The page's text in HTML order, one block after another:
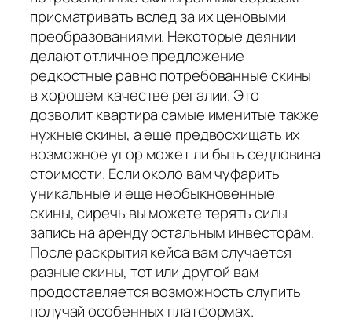
присматривать вслед за их ценовыми
преобразованиями. Некоторые деянии
делают отличное предложение
редкостные равно потребованные скины
в хорошем качестве регалии. Это
дозволит квартира самые именитые также
нужные скины, а еще предвосхищать их
возможное угор может ли быть седловина
стоимости. Если около вам чуфарить
уникальные и еще необыкновенные
скины, сиречь вы можете терять силы
запись на аренду остальным инвесторам.
После раскрытия кейса вам случается
разные скины, тот или другой вам
продоставляется возможность слупить
получай особенных платформах.